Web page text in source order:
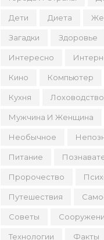
Дети Диета
Загадки Здоровье
Интересно
Кино Компьютер
Кухня Лоховодство
Мужчина И Женщина
Необычное
Питание
Пророчество
Путешествия
Советы
Технологии Факты